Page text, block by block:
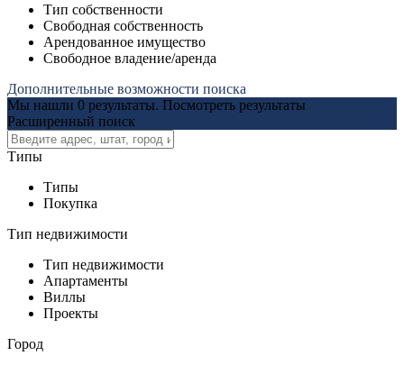
Тип собственности
Свободная собственность
Арендованное имущество
Свободное владение/аренда
Дополнительные возможности поиска
Мы нашли 0 результаты. Посмотреть результаты
Расширенный поиск
Типы
Типы
Покупка
Тип недвижимости
Тип недвижимости
Апартаменты
Виллы
Проекты
Город